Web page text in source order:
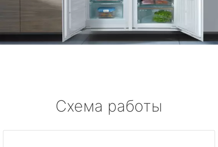
Схема работы